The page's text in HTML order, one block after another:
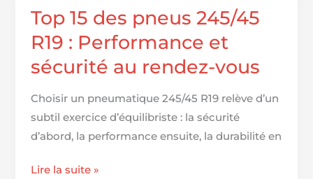
Chevrolet
Kalos
Top 15 des pneus 245/45
R19 : Performance et
sécurité au rendez-vous
Choisir un pneumatique 245/45 R19 relève d’un
subtil exercice d’équilibriste : la sécurité
d’abord, la performance ensuite, la durabilité en
Top
Lire la suite »